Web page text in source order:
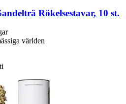
Rökelsestavar, 10 st.
världen